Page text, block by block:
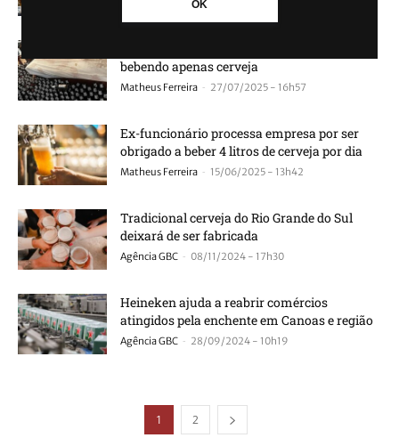
OK
bebendo apenas cerveja
Matheus Ferreira - 27/07/2025 - 16h57
Ex-funcionário processa empresa por ser
obrigado a beber 4 litros de cerveja por dia
Matheus Ferreira - 15/06/2025 - 13h42
Tradicional cerveja do Rio Grande do Sul
deixará de ser fabricada
Agência GBC - 08/11/2024 - 17h30
Heineken ajuda a reabrir comércios
atingidos pela enchente em Canoas e região
Agência GBC - 28/09/2024 - 10h19
1 2